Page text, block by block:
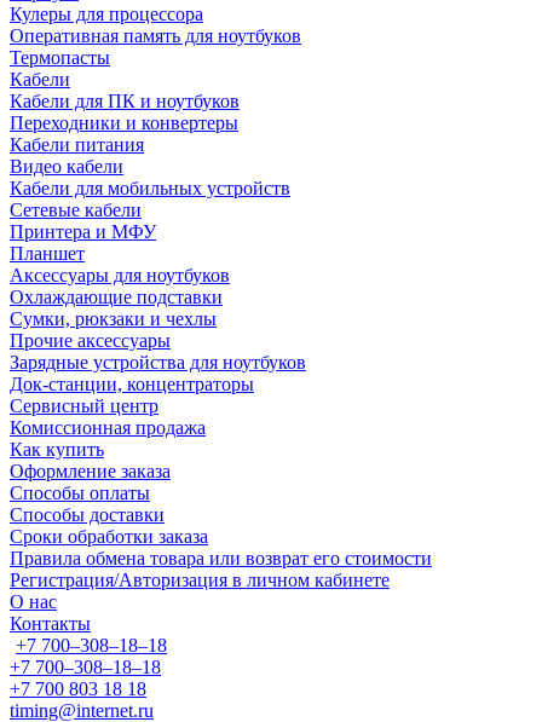
Кулеры для процессора
Оперативная память для ноутбуков
Термопасты
Кабели
Кабели для ПК и ноутбуков
Переходники и конвертеры
Кабели питания
Видео кабели
Кабели для мобильных устройств
Сетевые кабели
Принтера и МФУ
Планшет
Аксессуары для ноутбуков
Охлаждающие подставки
Сумки, рюкзаки и чехлы
Прочие аксессуары
Зарядные устройства для ноутбуков
Док-станции, концентраторы
Сервисный центр
Комиссионная продажа
Как купить
Оформление заказа
Способы оплаты
Способы доставки
Сроки обработки заказа
Правила обмена товара или возврат его стоимости
Регистрация/Авторизация в личном кабинете
О нас
Контакты
+7 700‒308‒18‒18
+7 700‒308‒18‒18
+7 700 803 18 18
timing@internet.ru